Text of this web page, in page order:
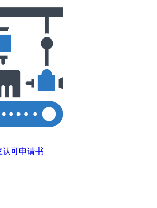
认可申请书